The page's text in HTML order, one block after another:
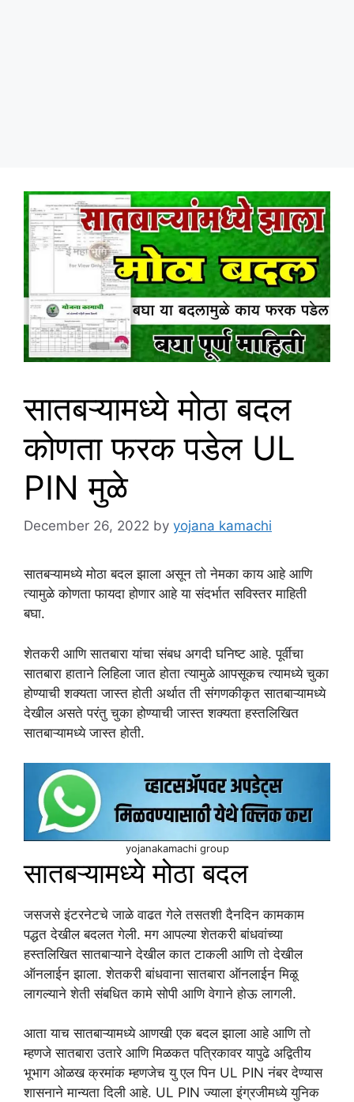
सातबऱ्यामध्ये मोठा बदल
कोणता फरक पडेल UL
PIN मुळे
December 26, 2022 by yojana kamachi
सातबऱ्यामध्ये मोठा बदल झाला असून तो नेमका काय आहे आणि
त्यामुळे कोणता फायदा होणार आहे या संदर्भात सविस्तर माहिती
बघा.
शेतकरी आणि सातबारा यांचा संबध अगदी घनिष्ट आहे. पूर्वीचा
सातबारा हाताने लिहिला जात होता त्यामुळे आपसूकच त्यामध्ये चुका
होण्याची शक्यता जास्त होती अर्थात ती संगणकीकृत सातबाऱ्यामध्ये
देखील असते परंतु चुका होण्याची जास्त शक्यता हस्तलिखित
सातबाऱ्यामध्ये जास्त होती.
yojanakamachi group
सातबऱ्यामध्ये मोठा बदल
जसजसे इंटरनेटचे जाळे वाढत गेले तसतशी दैनदिन कामकाम
पद्धत देखील बदलत गेली. मग आपल्या शेतकरी बांधवांच्या
हस्तलिखित सातबाऱ्याने देखील कात टाकली आणि तो देखील
ऑनलाईन झाला. शेतकरी बांधवाना सातबारा ऑनलाईन मिळू
लागल्याने शेती संबधित कामे सोपी आणि वेगाने होऊ लागली.
आता याच सातबाऱ्यामध्ये आणखी एक बदल झाला आहे आणि तो
म्हणजे सातबारा उतारे आणि मिळकत पत्रिकावर यापुढे अद्वितीय
भूभाग ओळख क्रमांक म्हणजेच यु एल पिन UL PIN नंबर देण्यास
शासनाने मान्यता दिली आहे. UL PIN ज्याला इंग्रजीमध्ये युनिक